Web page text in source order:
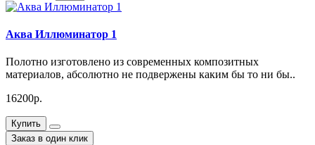
Аква Иллюминатор 1
Полотно изготовлено из современных композитных
материалов, абсолютно не подвержены каким бы то ни бы..
16200р.
Купить
Заказ в один клик